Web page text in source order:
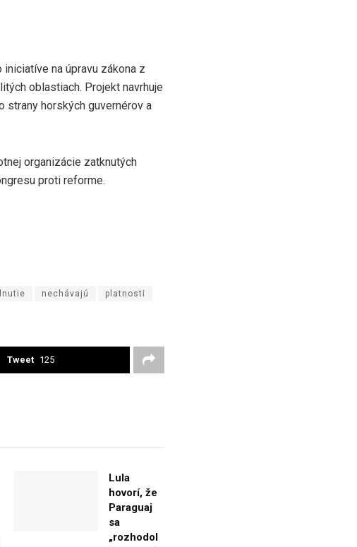
na úpravu zákona z
oblastiach. Projekt navrhuje
strany horských guvernérov a
organizácie zatknutých
proti reforme.
nechávajú platnosti
Tweet 125
Lula
hovorí, že
Paraguaj
sa
„rozhodol